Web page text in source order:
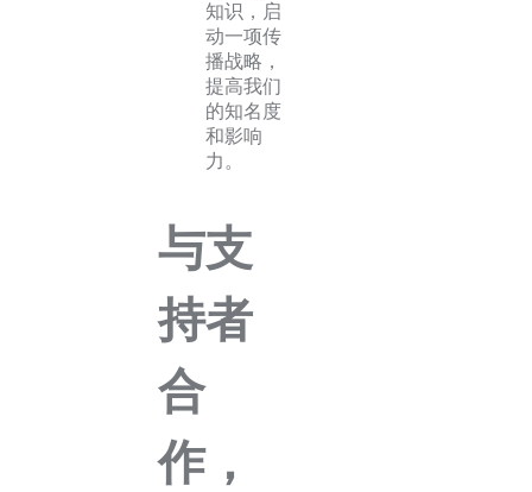
知识，启
动一项传
播战略，
提高我们
的知名度
和影响
力。
与支
持者
合
作，